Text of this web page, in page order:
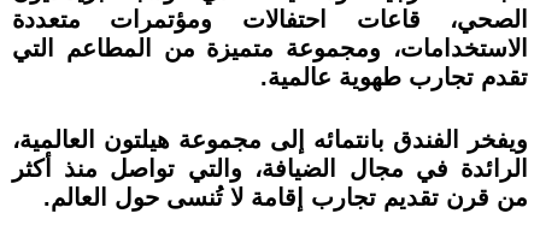
الصحي، قاعات احتفالات ومؤتمرات متعددة
الاستخدامات، ومجموعة متميزة من المطاعم التي
تقدم تجارب طهوية عالمية.
ويفخر الفندق بانتمائه إلى مجموعة هيلتون العالمية،
الرائدة في مجال الضيافة، والتي تواصل منذ أكثر
من قرن تقديم تجارب إقامة لا تُنسى حول العالم.